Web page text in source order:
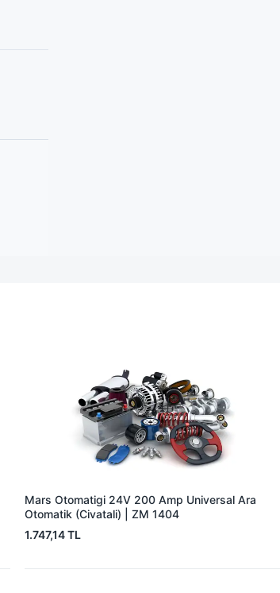
Mars Otomatigi 24V 200 Amp Universal Ara
Otomatik (Civatali) | ZM 1404
1.747,14 TL